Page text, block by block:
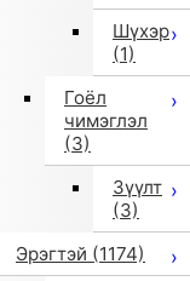
Шүхэр
(1)
Гоёл
чимэглэл
(3)
Зүүлт
(3)
Эрэгтэй (1174)